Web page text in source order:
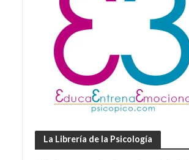
La Librería de la Psicología